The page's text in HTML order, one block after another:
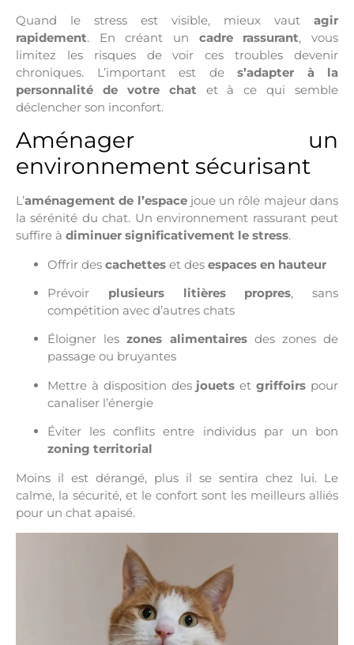
Quand le stress est visible, mieux vaut agir
rapidement. En créant un cadre rassurant, vous
limitez les risques de voir ces troubles devenir
chroniques. L’important est de s’adapter à la
personnalité de votre chat et à ce qui semble
déclencher son inconfort.
Aménager un
environnement sécurisant
L’aménagement de l’espacejoue un rôle majeur dans
la sérénité du chat. Un environnement rassurant peut
suffire à diminuer significativement le stress.
Offrir des cachettes et des espaces en hauteur
Prévoir plusieurs litières propres, sans
compétition avec d’autres chats
Éloigner leszones alimentairesdes zones de
passage ou bruyantes
Mettre à disposition des jouets etgriffoirs pour
canaliser l’énergie
Éviter les conflits entre individus par un bon
zoning territorial
Moins il est dérangé, plus il se sentira chez lui. Le
calme, la sécurité, et le confort sont les meilleurs alliés
pour un chat apaisé.